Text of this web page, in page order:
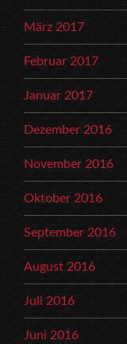
März 2017
Februar 2017
Januar 2017
Dezember 2016
November 2016
Oktober 2016
September 2016
August 2016
Juli 2016
Juni 2016